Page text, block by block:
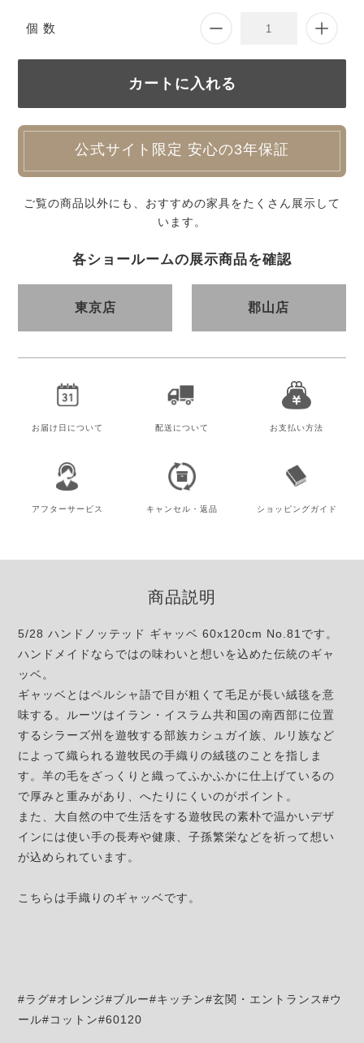
個 数
公式サイト限定 安心の3年保証
ご覧の商品以外にも、おすすめの家具をたくさん展示して
います。
各ショールームの展示商品を確認
東京店 郡山店
お届け日 について 配送について お支払い方法
アフターサービス キャンセル・ 返品 ショッピングガイド
商品説明
5/28 ハンドノッテッド ギャッベ 60x120cm No.81です。
ハンドメイドならではの味わいと想いを込めた伝統のギャ
ッベ。
ギャッベとはペルシャ語で目が粗くて毛足が長い絨毯を意
味する。ルーツはイラン・イスラム共和国の南西部に位置
するシラーズ州を遊牧する部族カシュガイ族、ルリ族など
によって織られる遊牧民の手織りの絨毯のことを指しま
す。羊の毛をざっくりと織ってふかふかに仕上げているの
で厚みと重みがあり、へたりにくいのがポイント。
また、大自然の中で生活をする遊牧民の素朴で温かいデザ
インには使い手の長寿や健康、子孫繁栄などを祈って想い
が込められています。
こちらは手織りのギャッベです。
#ラグ#オレンジ#ブルー#キッチン#玄関・エントランス#ウ
ール#コットン#60120